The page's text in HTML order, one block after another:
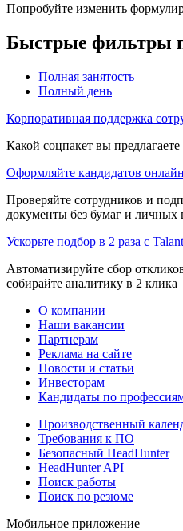
Попробуйте изменить
Быстрые фильтры
Полная занятость
Полный день
Корпоративная поддержка
Какой соцпакет вы
Оформляйте кандидатов онлайн
Проверяйте сотрудников и
документы без бумаг и личных
Ускорьте подбор в 2 раза с
Автоматизируйте сбор
собирайте аналитику в 2 клика
О компании
Наши вакансии
Партнерам
Реклама на сайте
Новости и статьи
Инвесторам
Кандидаты по
Производственный
Требования к ПО
Безопасный HeadHunter
HeadHunter API
Поиск работы
Поиск по резюме
Мобильное приложение